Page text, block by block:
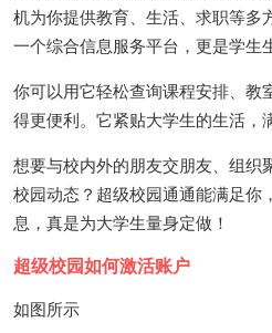
机为你提供教育、生活、求职等多
一个综合信息服务平台，更是学生
你可以用它轻松查询课程安排、教
得更便利。它紧贴大学生的生活，
想要与校内外的朋友交朋友、组织
校园动态？超级校园通通能满足你
息，真是为大学生量身定做！
超级校园如何激活账户
如图所示